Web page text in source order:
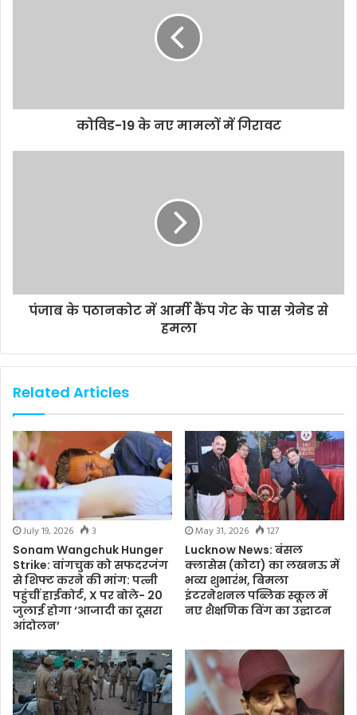
n
k
कोविड-19 के नए मामलों में गिरावट
पंजाब के पठानकोट में आर्मी कैंप गेट के पास ग्रेनेड से
हमला
Related Articles
July 19, 2026
3
Sonam Wangchuk Hunger
Strike: वांगचुक को सफदरजंग
से शिफ्ट करने की मांग: पत्नी
पहुंचीं हाईकोर्ट, X पर बोले- 20
जुलाई होगा ‘आजादी का दूसरा
आंदोलन’
May 31, 2026
127
Lucknow News: बंसल
क्लासेस (कोटा) का लखनऊ में
भव्य शुभारंभ, बिमला
इंटरनेशनल पब्लिक स्कूल में
नए शैक्षणिक विंग का उद्घाटन